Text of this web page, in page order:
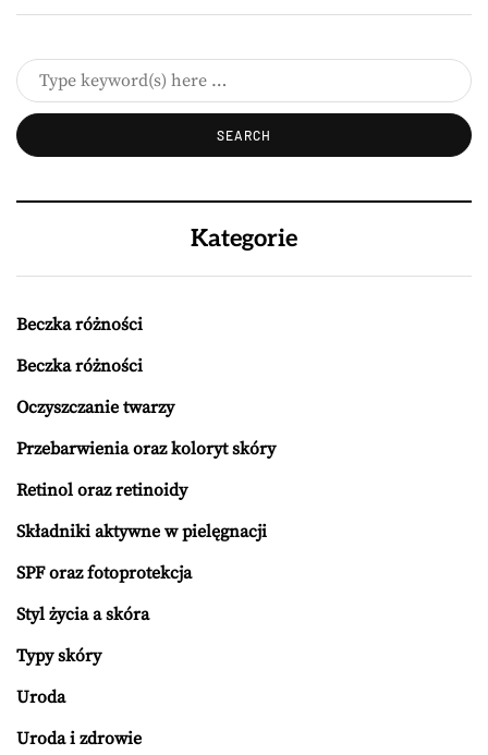
Kategorie
Beczka różności
Beczka różności
Oczyszczanie twarzy
Przebarwienia oraz koloryt skóry
Retinol oraz retinoidy
Składniki aktywne w pielęgnacji
SPF oraz fotoprotekcja
Styl życia a skóra
Typy skóry
Uroda
Uroda i zdrowie